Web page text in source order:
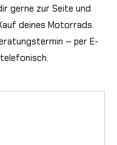
gerne zur Seite und
deines Motorrads.
– per E-